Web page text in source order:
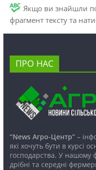
Якщо ви знайшли
фрагмент тексту та
ПРО НАС
“News Агро-Центр”–
які хочуть бути в курсі
господарства. У нашому
дрібні та середні